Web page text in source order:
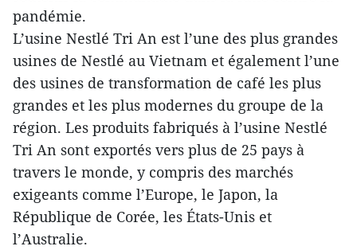
pandémie.
L’usine Nestlé Tri An est l’une des plus grandes
usines de Nestlé au Vietnam et également l’une
des usines de transformation de café les plus
grandes et les plus modernes du groupe de la
région. Les produits fabriqués à l’usine Nestlé
Tri An sont exportés vers plus de 25 pays à
travers le monde, y compris des marchés
exigeants comme l’Europe, le Japon, la
République de Corée, les États-Unis et
l’Australie.